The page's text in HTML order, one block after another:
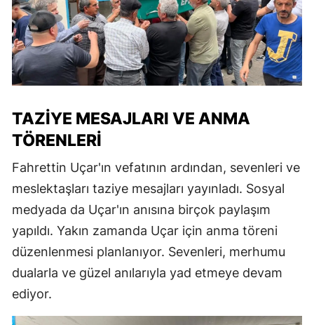
TAZIYE MESAJLARI VE ANMA
TÖRENLERI
Fahrettin Uçar'ın vefatının ardından, sevenleri ve
meslektaşları taziye mesajları yayınladı. Sosyal
medyada da Uçar'ın anısına birçok paylaşım
yapıldı. Yakın zamanda Uçar için anma töreni
düzenlenmesi planlanıyor. Sevenleri, merhumu
dualarla ve güzel anılarıyla yad etmeye devam
ediyor.